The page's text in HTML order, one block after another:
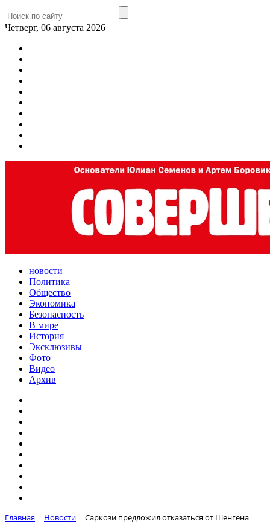
Четверг, 06 августа 2026
новости
Политика
Общество
Экономика
Безопасность
В мире
История
Эксклюзивы
Фото
Видео
Архив
Главная Новости Саркози предложил отказаться от Шенгена